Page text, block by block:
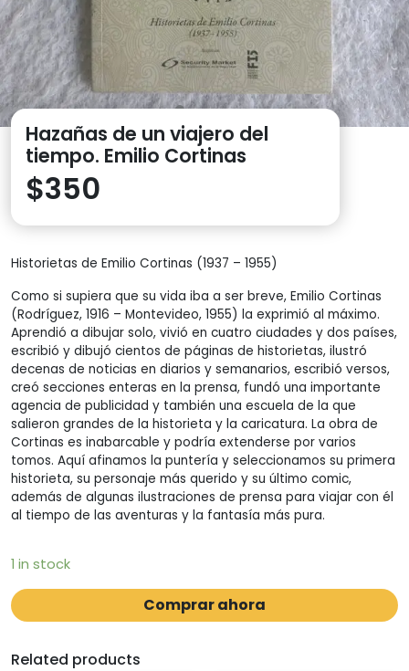
Hazañas de un viajero del
tiempo. Emilio Cortinas
$350
Historietas de Emilio Cortinas (1937 – 1955)
Como si supiera que su vida iba a ser breve, Emilio Cortinas
(Rodríguez, 1916 – Montevideo, 1955) la exprimió al máximo.
Aprendió a dibujar solo, vivió en cuatro ciudades y dos países,
escribió y dibujó cientos de páginas de historietas, ilustró
decenas de noticias en diarios y semanarios, escribió versos,
creó secciones enteras en la prensa, fundó una importante
agencia de publicidad y también una escuela de la que
salieron grandes de la historieta y la caricatura. La obra de
Cortinas es inabarcable y podría extenderse por varios
tomos. Aquí afinamos la puntería y seleccionamos su primera
historieta, su personaje más querido y su último comic,
además de algunas ilustraciones de prensa para viajar con él
al tiempo de las aventuras y la fantasía más pura.
1 in stock
Comprar ahora
Related products